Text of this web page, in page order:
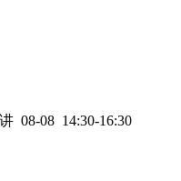
08-08 14:30-16:30